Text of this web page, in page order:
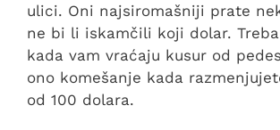
ulici. Oni najsiromašniji prate
ne bi li iskamčili koji dolar.
kada vam vraćaju kusur od
ono komešanje kada
od 100 dolara.